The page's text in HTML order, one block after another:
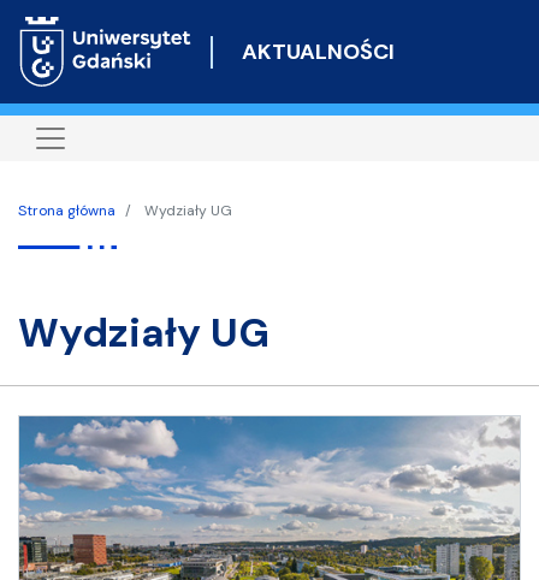
do
AKTUALNOŚCI
Strona główna Wydziały UG
Wydziały UG